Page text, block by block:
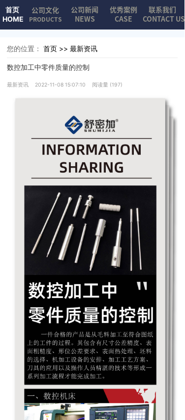
首页
HOME
公司文化
PRODUCTS
公司新闻
NEWS
优秀案例
CASE
联系我们
CONTACT US
您的位置： 首页 >> 最新资讯
数控加工中零件质量的控制
最新资讯 2022-11-08 15:07:10 阅读量 (197)